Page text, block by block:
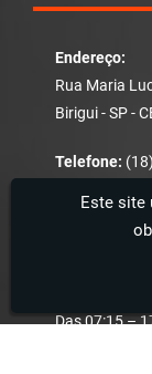
Rua Maria
Birigui - SP -
WhatsApp:
E-mail:
De Segunda
Magnoflux -
Este site